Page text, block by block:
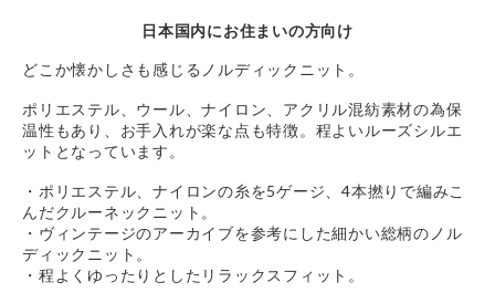
日本国内にお住まいの方向け
どこか懐かしさも感じるノルディックニット。
ポリエステル、ウール、ナイロン、アクリル混紡素材の為保
温性もあり、お手入れが楽な点も特徴。程よいルーズシルエ
ットとなっています。
・ポリエステル、ナイロンの糸を5ゲージ、4本撚りで編みこ
んだクルーネックニット。
・ヴィンテージのアーカイブを参考にした細かい総柄のノル
ディックニット。
・程よくゆったりとしたリラックスフィット。